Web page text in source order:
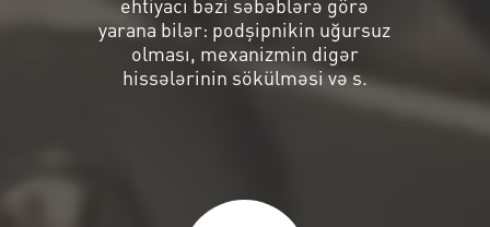
yarana bilər: podşipnikin uğursuz
olması, mexanizmin digər
hissələrinin sökülməsi və s.